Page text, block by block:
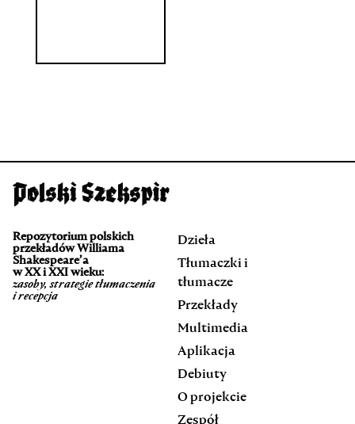
Repozytorium polskich
przekładów Williama
Shakespeare’a
w XX i XXI wieku:
zasoby, strategie tłumaczenia
i recepcja
Dzieła
Tłumaczki i
tłumacze
Przekłady
Multimedia
Aplikacja
Debiuty
O projekcie
Zespół